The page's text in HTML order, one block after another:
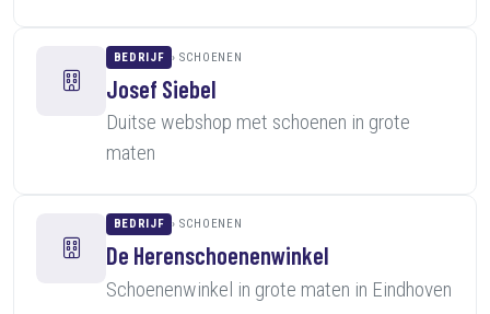
BEDRIJF SCHOENEN
Josef Siebel
Duitse webshop met schoenen in grote
maten
BEDRIJF SCHOENEN
De Herenschoenenwinkel
Schoenenwinkel in grote maten in Eindhoven